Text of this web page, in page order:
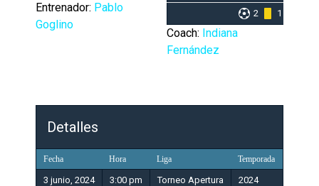
Entrenador: Pablo
Goglino
2 1
Coach: Indiana
Fernández
Detalles
Fecha Hora Liga Temporada
3 junio, 2024 3:00 pm Torneo Apertura 2024